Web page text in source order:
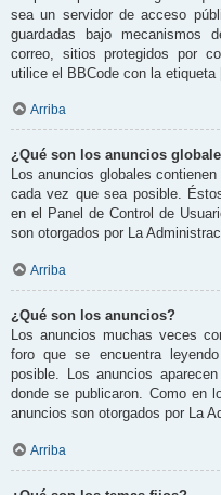
sea un servidor de acceso
guardadas bajo mecanismos
correo, sitios protegidos por
utilice el BBCode con la etiqueta
Arriba
¿Qué son los anuncios
Los anuncios globales
cada vez que sea posible.
en el Panel de Control de
son otorgados por La
Arriba
¿Qué son los anuncios?
Los anuncios muchas veces
foro que se encuentra
posible. Los anuncios
donde se publicaron. Como en
anuncios son otorgados por La
Arriba